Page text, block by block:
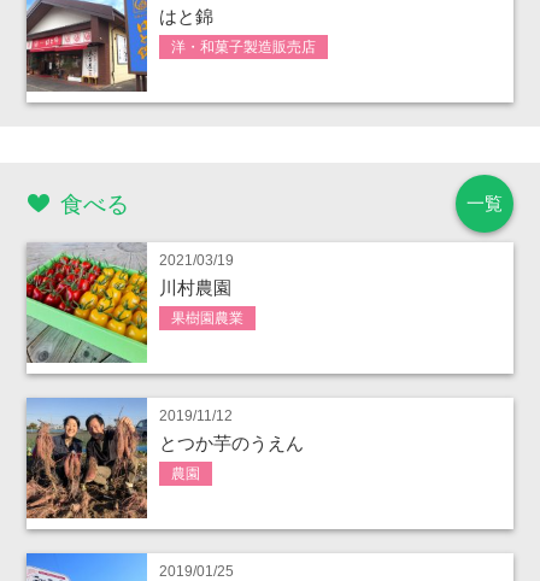
はと錦
洋・和菓子製造販売店
一覧
食べる
2021/03/19
川村農園
果樹園農業
2019/11/12
とつか芋のうえん
農園
2019/01/25